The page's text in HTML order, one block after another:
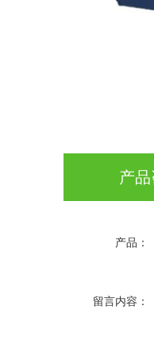
产
产品：
留言内容：